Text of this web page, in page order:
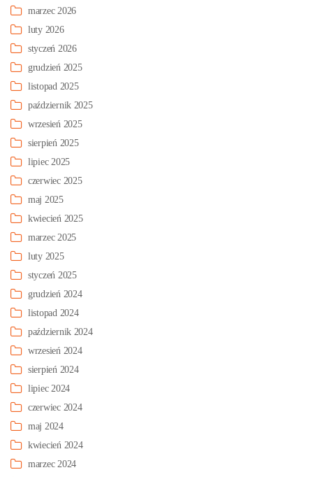
marzec 2026
luty 2026
styczeń 2026
grudzień 2025
listopad 2025
październik 2025
wrzesień 2025
sierpień 2025
lipiec 2025
czerwiec 2025
maj 2025
kwiecień 2025
marzec 2025
luty 2025
styczeń 2025
grudzień 2024
listopad 2024
październik 2024
wrzesień 2024
sierpień 2024
lipiec 2024
czerwiec 2024
maj 2024
kwiecień 2024
marzec 2024